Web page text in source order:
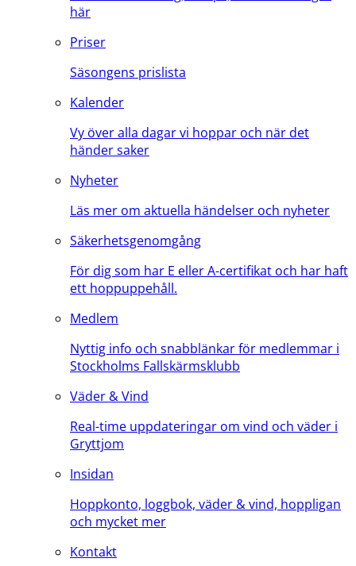
här
Priser
Säsongens prislista
Kalender
Vy över alla dagar vi hoppar och när det
händer saker
Nyheter
Läs mer om aktuella händelser och nyheter
Säkerhetsgenomgång
För dig som har E eller A-certifikat och har haft
ett hoppuppehåll.
Medlem
Nyttig info och snabblänkar för medlemmar i
Stockholms Fallskärmsklubb
Väder & Vind
Real-time uppdateringar om vind och väder i
Gryttjom
Insidan
Hoppkonto, loggbok, väder & vind, hoppligan
och mycket mer
Kontakt